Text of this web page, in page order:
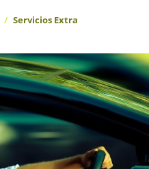
Servicios Extra